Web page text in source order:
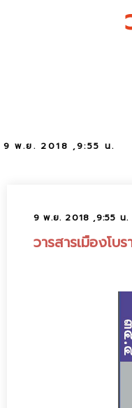
9 พ.ย. 2018 ,9:55 น.
9 พ.ย. 2018 ,9:55 น.
วารสารเมืองโ